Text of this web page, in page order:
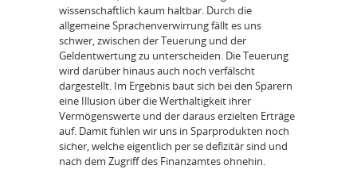
wissenschaftlich kaum haltbar. Durch die
allgemeine Sprachenverwirrung fällt es uns
schwer, zwischen der Teuerung und der
Geldentwertung zu unterscheiden. Die Teuerung
wird darüber hinaus auch noch verfälscht
dargestellt. Im Ergebnis baut sich bei den Sparern
eine Illusion über die Werthaltigkeit ihrer
Vermögenswerte und der daraus erzielten Erträge
auf. Damit fühlen wir uns in Sparprodukten noch
sicher, welche eigentlich per se defizitär sind und
nach dem Zugriff des Finanzamtes ohnehin.